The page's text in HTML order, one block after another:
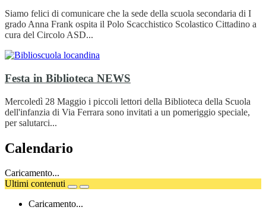
Siamo felici di comunicare che la sede della scuola secondaria di I
grado Anna Frank ospita il Polo Scacchistico Scolastico Cittadino a
cura del Circolo ASD...
Festa in Biblioteca NEWS
Mercoledì 28 Maggio i piccoli lettori della Biblioteca della Scuola
dell'infanzia di Via Ferrara sono invitati a un pomeriggio speciale,
per salutarci...
Calendario
Caricamento...
Ultimi contenuti
Caricamento...